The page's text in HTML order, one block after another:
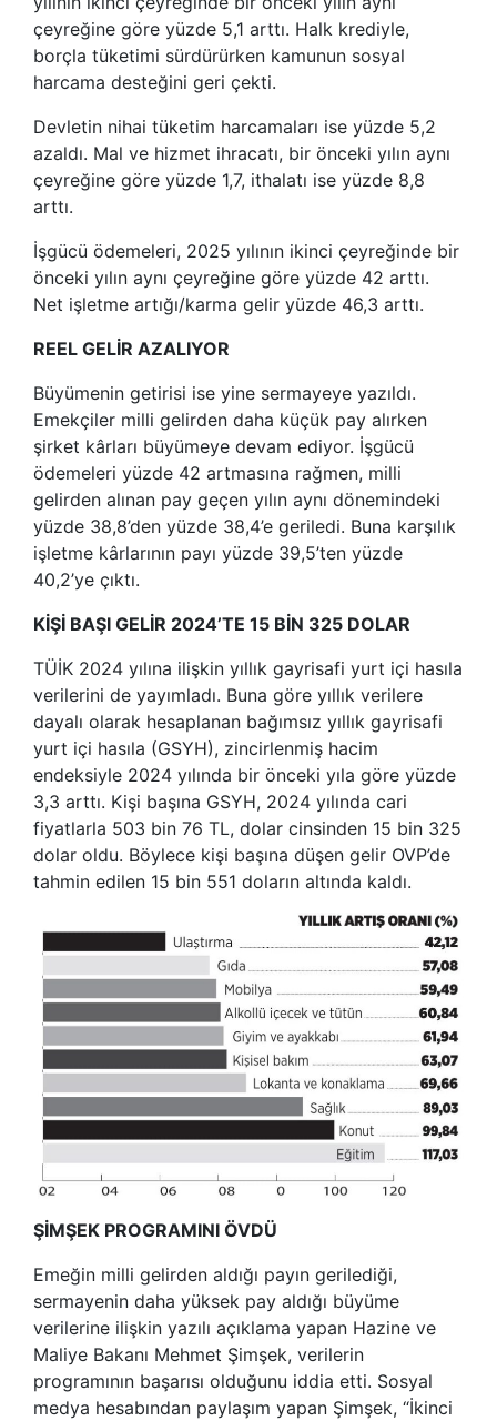
çeyreğine göre yüzde 5,1 arttı. Halk krediyle,
borçla tüketimi sürdürürken kamunun sosyal
harcama desteğini geri çekti.
Devletin nihai tüketim harcamaları ise yüzde 5,2
azaldı. Mal ve hizmet ihracatı, bir önceki yılın aynı
çeyreğine göre yüzde 1,7, ithalatı ise yüzde 8,8
arttı.
İşgücü ödemeleri, 2025 yılının ikinci çeyreğinde bir
önceki yılın aynı çeyreğine göre yüzde 42 arttı.
Net işletme artığı/karma gelir yüzde 46,3 arttı.
REEL GELİR AZALIYOR
Büyümenin getirisi ise yine sermayeye yazıldı.
Emekçiler milli gelirden daha küçük pay alırken
şirket kârları büyümeye devam ediyor. İşgücü
ödemeleri yüzde 42 artmasına rağmen, milli
gelirden alınan pay geçen yılın aynı dönemindeki
yüzde 38,8’den yüzde 38,4’e geriledi. Buna karşılık
işletme kârlarının payı yüzde 39,5’ten yüzde
40,2’ye çıktı.
KİŞİ BAŞI GELİR 2024’TE 15 BİN 325 DOLAR
TÜİK 2024 yılına ilişkin yıllık gayrisafi yurt içi hasıla
verilerini de yayımladı. Buna göre yıllık verilere
dayalı olarak hesaplanan bağımsız yıllık gayrisafi
yurt içi hasıla (GSYH), zincirlenmiş hacim
endeksiyle 2024 yılında bir önceki yıla göre yüzde
3,3 arttı. Kişi başına GSYH, 2024 yılında cari
fiyatlarla 503 bin 76 TL, dolar cinsinden 15 bin 325
dolar oldu. Böylece kişi başına düşen gelir OVP’de
tahmin edilen 15 bin 551 doların altında kaldı.
ŞİMŞEK PROGRAMINI ÖVDÜ
Emeğin milli gelirden aldığı payın gerilediği,
sermayenin daha yüksek pay aldığı büyüme
verilerine ilişkin yazılı açıklama yapan Hazine ve
Maliye Bakanı Mehmet Şimşek, verilerin
programının başarısı olduğunu iddia etti. Sosyal
medya hesabından paylaşım yapan Şimşek, “İkinci